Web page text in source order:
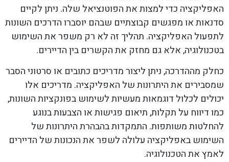
האפליקציה כדי למצות את הפוטנציאל שלה. ניתן לקיים
סדנאות או מפגשים קבוצתיים שבהם יוסברו הדרכים השונות
לתפעול האפליקציה. תהליך זה לא רק משפר את השימוש
בטכנולוגיה, אלא גם מחזק את הקשרים בין הדיירים.
כחלק מההדרכה, ניתן ליצור מדריכים כתובים או סרטוני הסבר
שמסבירים את היתרונות של האפליקציה. מדריכים אלו
יכולים לכלול דוגמאות מעשיות לשימוש בפונקציות השונות,
כמו דיווח על תקלות, תיאום פגישות או הצבעות בנוגע
להחלטות משותפות. התמקדות בהבהרת היתרונות של
השימוש באפליקציה עלולה לשפר את הנכונות של הדיירים
לאמץ את הטכנולוגיה.